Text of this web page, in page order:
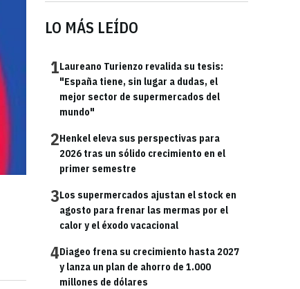
LO MÁS LEÍDO
1Laureano Turienzo revalida su tesis:
"España tiene, sin lugar a dudas, el
mejor sector de supermercados del
mundo"
2Henkel eleva sus perspectivas para
2026 tras un sólido crecimiento en el
primer semestre
3Los supermercados ajustan el stock en
agosto para frenar las mermas por el
calor y el éxodo vacacional
4Diageo frena su crecimiento hasta 2027
y lanza un plan de ahorro de 1.000
millones de dólares